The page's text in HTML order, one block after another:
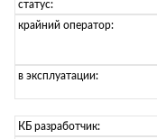
статус:
крайний оператор:
в эксплуатации:
КБ разработчик: